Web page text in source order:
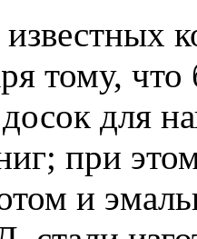
тому, что
для
при
и